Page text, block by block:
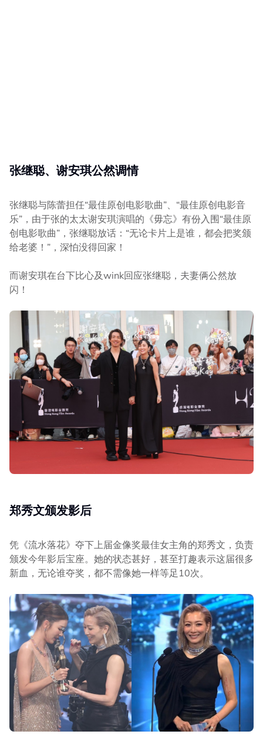
张继聪、谢安琪公然调情
张继聪与陈蕾担任“最佳原创电影歌曲”、“最佳原创电影音
乐”，由于张的太太谢安琪演唱的《毋忘》有份入围“最佳原
创电影歌曲”，张继聪放话：“无论卡片上是谁，都会把奖颁
给老婆！”，深怕没得回家！
而谢安琪在台下比心及wink回应张继聪，夫妻俩公然放
闪！
郑秀文颁发影后
凭《流水落花》夺下上届金像奖最佳女主角的郑秀文，负责
颁发今年影后宝座。她的状态甚好，甚至打趣表示这届很多
新血，无论谁夺奖，都不需像她一样等足10次。